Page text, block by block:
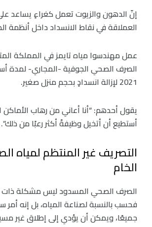
إنّ الدهون والزيوت تعمل كغراءٍ يساعد
العملاقة في نقاط الانسداد داخل أنظمة
عمل مهندسوا مياه تايمز في المملكة
الصرف الصحي الجوفية -المجاري- لمدة
2021 لإزالة انسدادٍ بحجم منزل صغير.
يقول أحدهم: “أنا أعاني من رهاب الأماكن
أستطيع أن أتخيل وظيفةً أكثر رعبًا من ذلك”.
التصريف غير المنتظم لمياه
الخام
الصرف الصحي المسدود ليس مشكلة ذات
فحسب بالنسبة لصناعة المياه، بل إنه أمر
جميعًا، ويمكن أن يؤدي إلى إطلاق غير